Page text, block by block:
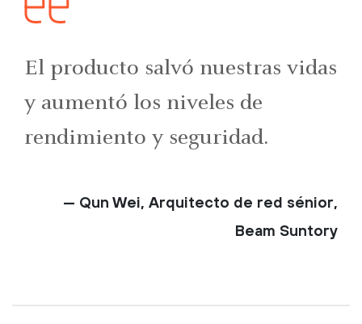
El producto salvó nuestras vidas
y aumentó los niveles de
rendimiento y seguridad.
— Qun Wei, Arquitecto de red sénior,
Beam Suntory